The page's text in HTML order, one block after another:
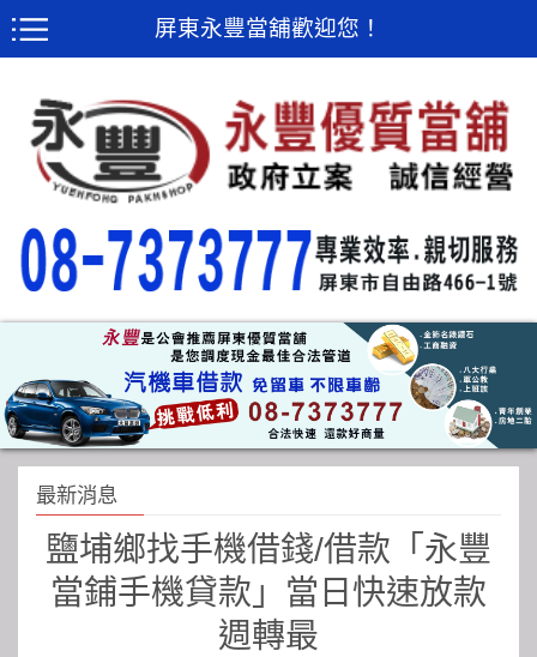
屏東永豐當舖歡迎您！
最新消息
鹽埔鄉找手機借錢/借款「永豐
當鋪手機貸款」當日快速放款
週轉最